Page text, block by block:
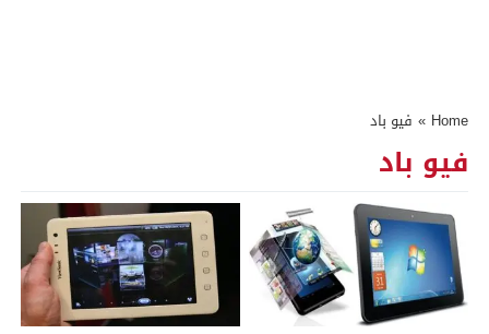
Home
» فيو باد
فيو باد